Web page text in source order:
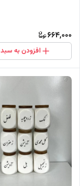
664,000
افزودن به سبد